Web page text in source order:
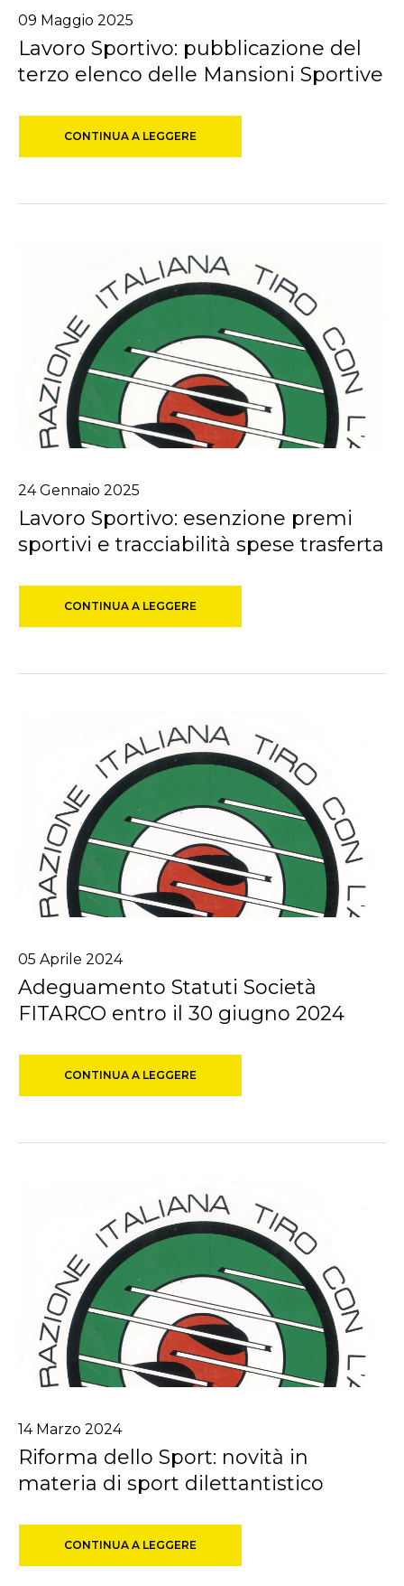
09 Maggio 2025
Lavoro Sportivo: pubblicazione del
terzo elenco delle Mansioni Sportive
CONTINUA A LEGGERE
24 Gennaio 2025
Lavoro Sportivo: esenzione premi
sportivi e tracciabilità spese trasferta
CONTINUA A LEGGERE
05 Aprile 2024
Adeguamento Statuti Società
FITARCO entro il 30 giugno 2024
CONTINUA A LEGGERE
14 Marzo 2024
Riforma dello Sport: novità in
materia di sport dilettantistico
CONTINUA A LEGGERE